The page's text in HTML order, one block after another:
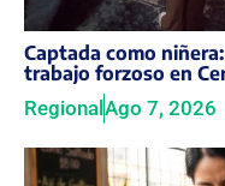
Captada como
trabajo forzoso en
Regional Ago 7, 2026